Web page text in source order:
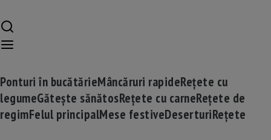
Ponturi în bucătărieMâncăruri rapideRețete cu
legumeGătește sănătosRețete cu carneRețete de
regimFelul principalMese festiveDeserturiRețete